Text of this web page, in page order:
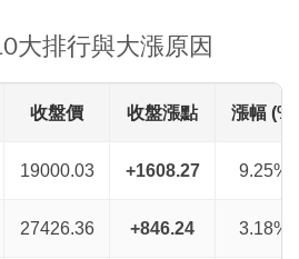
大排行與大漲原因
收盤價 收盤漲點 漲幅 (%)
19000.03 +1608.27 9.25%
27426.36 +846.24 3.18%